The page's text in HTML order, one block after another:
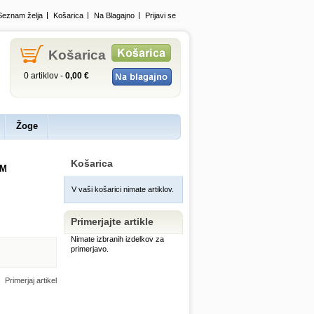
Košarica
0 artiklov - 0,00 €
Žoge
želja Košarica Na Blagajno Prijavi se
Primerjaj artikel
Košarica
V vaši košarici nimate artiklov.
Primerjajte artikle
Nimate izbranih izdelkov za
primerjavo.